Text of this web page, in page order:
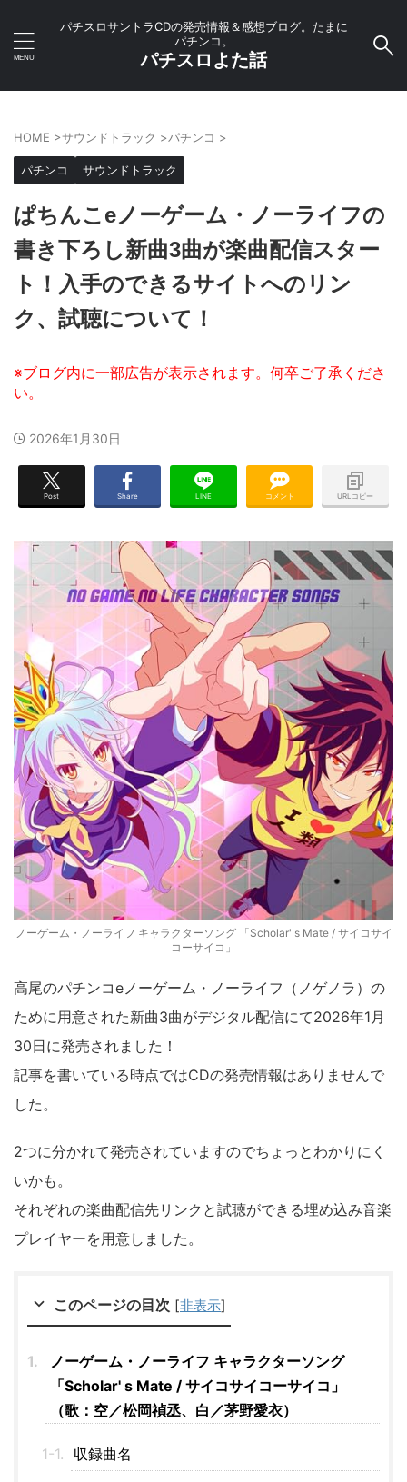
パチスロサントラCDの発売情報＆感想ブログ。たまに
パチンコ。
パチスロよた話
HOME >サウンドトラック >パチンコ >
パチンコ サウンドトラック
ぱちんこeノーゲーム・ノーライフの
書き下ろし新曲3曲が楽曲配信スター
ト！入手のできるサイトへのリン
ク、試聴について！
2026年1月30日
Post Share LINE コメント URLコピー
ノーゲーム・ノーライフ キャラクターソング 「Scholar' s Mate / サイコサイ
コーサイコ」
高尾のパチンコeノーゲーム・ノーライフ（ノゲノラ）の
ために用意された新曲3曲がデジタル配信にて2026年1月
30日に発売されました！
記事を書いている時点ではCDの発売情報はありませんで
した。
2つに分かれて発売されていますのでちょっとわかりにく
いかも。
それぞれの楽曲配信先リンクと試聴ができる埋め込み音楽
プレイヤーを用意しました。
このページの目次 [非表示]
ノーゲーム・ノーライフ キャラクターソング
「Scholar' s Mate / サイコサイコーサイコ」
（歌：空／松岡禎丞、白／茅野愛衣）
収録曲名